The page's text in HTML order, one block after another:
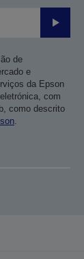
Enviar
de
e
da Epson
com
como descrito